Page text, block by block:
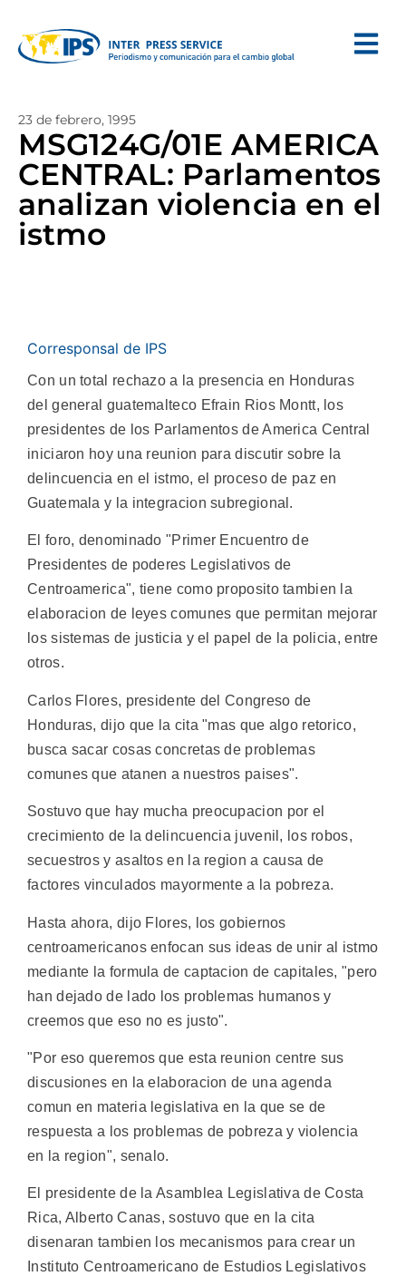
23 de febrero, 1995
MSG124G/01E AMERICA
CENTRAL: Parlamentos
analizan violencia en el
istmo
Corresponsal de IPS
Con un total rechazo a la presencia en Honduras
del general guatemalteco Efrain Rios Montt, los
presidentes de los Parlamentos de America Central
iniciaron hoy una reunion para discutir sobre la
delincuencia en el istmo, el proceso de paz en
Guatemala y la integracion subregional.
El foro, denominado "Primer Encuentro de
Presidentes de poderes Legislativos de
Centroamerica", tiene como proposito tambien la
elaboracion de leyes comunes que permitan mejorar
los sistemas de justicia y el papel de la policia, entre
otros.
Carlos Flores, presidente del Congreso de
Honduras, dijo que la cita "mas que algo retorico,
busca sacar cosas concretas de problemas
comunes que atanen a nuestros paises".
Sostuvo que hay mucha preocupacion por el
crecimiento de la delincuencia juvenil, los robos,
secuestros y asaltos en la region a causa de
factores vinculados mayormente a la pobreza.
Hasta ahora, dijo Flores, los gobiernos
centroamericanos enfocan sus ideas de unir al istmo
mediante la formula de captacion de capitales, "pero
han dejado de lado los problemas humanos y
creemos que eso no es justo".
"Por eso queremos que esta reunion centre sus
discusiones en la elaboracion de una agenda
comun en materia legislativa en la que se de
respuesta a los problemas de pobreza y violencia
en la region", senalo.
El presidente de la Asamblea Legislativa de Costa
Rica, Alberto Canas, sostuvo que en la cita
disenaran tambien los mecanismos para crear un
Instituto Centroamericano de Estudios Legislativos